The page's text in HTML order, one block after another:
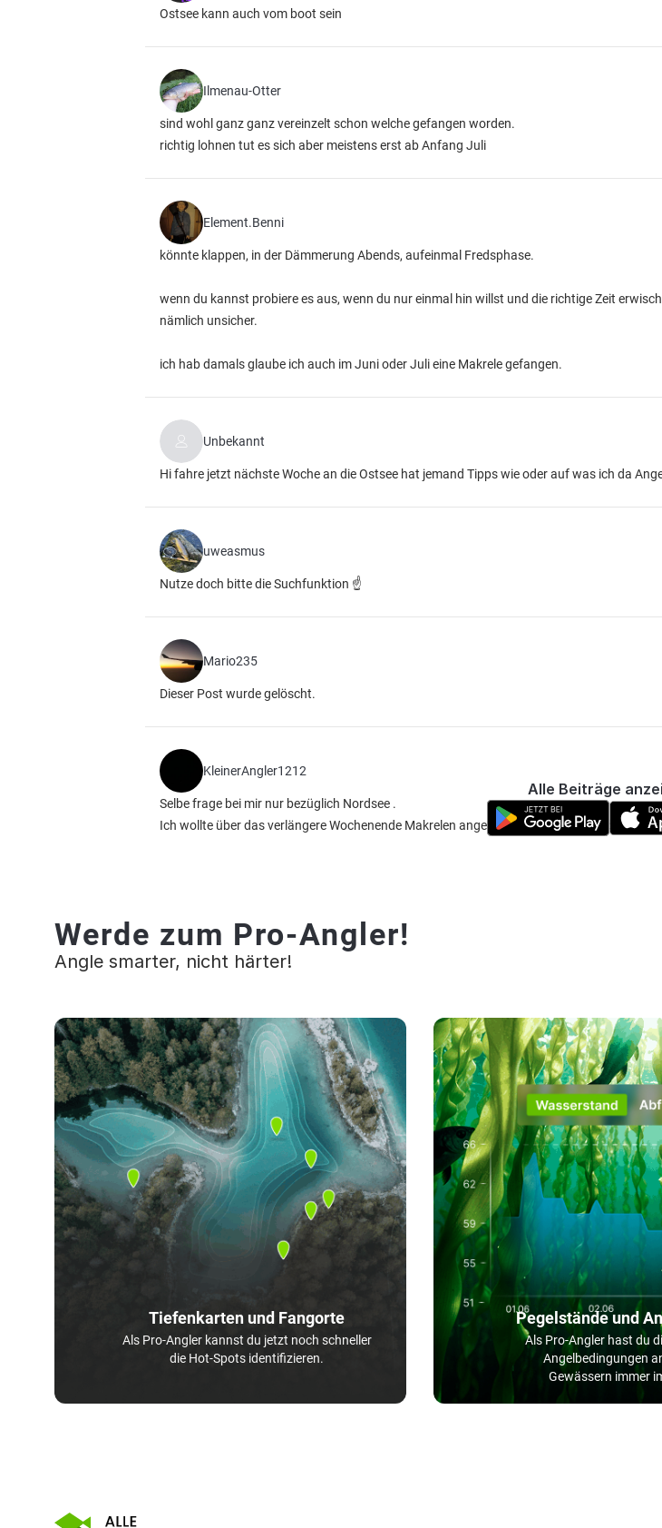
Ostsee kann auch vom boot sein
Ilmenau-Otter
sind wohl ganz ganz vereinzelt schon welche gefangen worden.
richtig lohnen tut es sich aber meistens erst ab Anfang Juli
Element.Benni
könnte klappen, in der Dämmerung Abends, aufeinmal Fredsphase.
wenn du kannst probiere es aus, wenn du nur einmal hin willst und die richtige Zeit
nämlich unsicher.
ich hab damals glaube ich auch im Juni oder Juli eine Makrele gefangen.
Unbekannt
Hi fahre jetzt nächste Woche an die Ostsee hat jemand Tipps wie oder auf was ich da
uweasmus
Nutze doch bitte die Suchfunktion ☝️
Mario235
Dieser Post wurde gelöscht.
KleinerAngler1212
Selbe frage bei mir nur bezüglich Nordsee .
Ich wollte über das verlängere Wochenende Makrelen angeln und wollte fragen ob diese
Alle Beiträge
Werde zum Pro-Angler!
Angle smarter, nicht härter!
Tiefenkarten und Fangorte
Als Pro-Angler kannst du jetzt noch schneller
die Hot-Spots identifizieren.
Pegelstände und
Als Pro-Angler hast du
Angelbedingungen
Gewässern immer